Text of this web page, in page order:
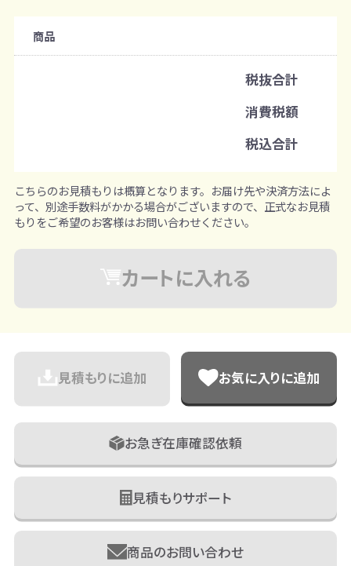
商品
税抜合計
消費税額
税込合計
こちらのお見積もりは概算となります。お届け先や決済方法によ
って、別途手数料がかかる場合がございますので、正式なお見積
もりをご希望のお客様はお問い合わせください。
カートに入れる
見積もりに追加 お気に入りに追加
お急ぎ在庫確認依頼
見積もりサポート
商品のお問い合わせ